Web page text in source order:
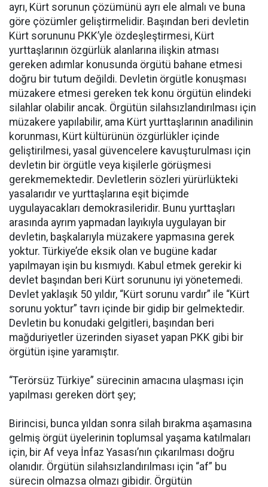
ayrı, Kürt sorunun çözümünü ayrı ele almalı ve buna
göre çözümler geliştirmelidir. Başından beri devletin
Kürt sorununu PKK’yle özdeşleştirmesi, Kürt
yurttaşlarının özgürlük alanlarına ilişkin atması
gereken adımlar konusunda örgütü bahane etmesi
doğru bir tutum değildi. Devletin örgütle konuşması
müzakere etmesi gereken tek konu örgütün elindeki
silahlar olabilir ancak. Örgütün silahsızlandırılması için
müzakere yapılabilir, ama Kürt yurttaşlarının anadilinin
korunması, Kürt kültürünün özgürlükler içinde
geliştirilmesi, yasal güvencelere kavuşturulması için
devletin bir örgütle veya kişilerle görüşmesi
gerekmemektedir. Devletlerin sözleri yürürlükteki
yasalarıdır ve yurttaşlarına eşit biçimde
uygulayacakları demokrasileridir. Bunu yurttaşları
arasında ayrım yapmadan layıkıyla uygulayan bir
devletin, başkalarıyla müzakere yapmasına gerek
yoktur. Türkiye’de eksik olan ve bugüne kadar
yapılmayan işin bu kısmıydı. Kabul etmek gerekir ki
devlet başından beri Kürt sorununu iyi yönetemedi.
Devlet yaklaşık 50 yıldır, “Kürt sorunu vardır” ile “Kürt
sorunu yoktur” tavrı içinde bir gidip bir gelmektedir.
Devletin bu konudaki gelgitleri, başından beri
mağduriyetler üzerinden siyaset yapan PKK gibi bir
örgütün işine yaramıştır.
“Terörsüz Türkiye” sürecinin amacına ulaşması için
yapılması gereken dört şey;
Birincisi, bunca yıldan sonra silah bırakma aşamasına
gelmiş örgüt üyelerinin toplumsal yaşama katılmaları
için, bir Af veya İnfaz Yasası’nın çıkarılması doğru
olanıdır. Örgütün silahsızlandırılması için “af” bu
sürecin olmazsa olmazı gibidir. Örgütün